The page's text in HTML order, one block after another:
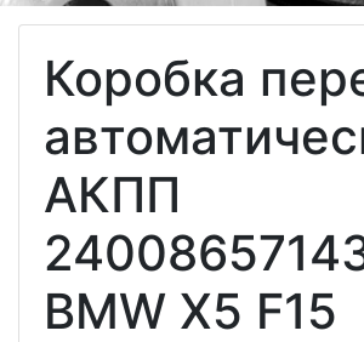
Коробка
АКПП
BMW X5 F15